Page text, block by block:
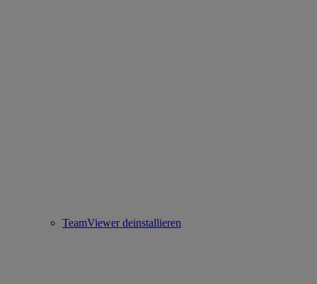
TeamViewer deinstallieren